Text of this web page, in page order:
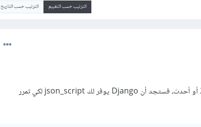
الترتيب حسب التقييم الترتيب حسب التاريخ
الطريقة الأولى: إن كان إصدار Django لديك 2.1 أو أحدث، فستجد أن Django يوفر لك json_script لكي تمرر